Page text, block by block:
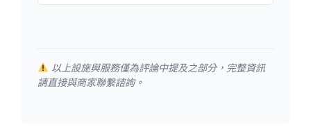
以上設施與服務僅為評論中提及之部分，完整資訊
請直接與商家聯繫諮詢。